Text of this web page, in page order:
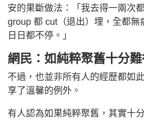
安的果斷做法：「我去得一兩次
group 都 cut（退出）埋，全都無
日日都不停。」
網民：如純粹聚舊十分
不過，也並非所有人的經歷都如
享了溫馨的例外。
有人認為如果純粹聚舊，其實十